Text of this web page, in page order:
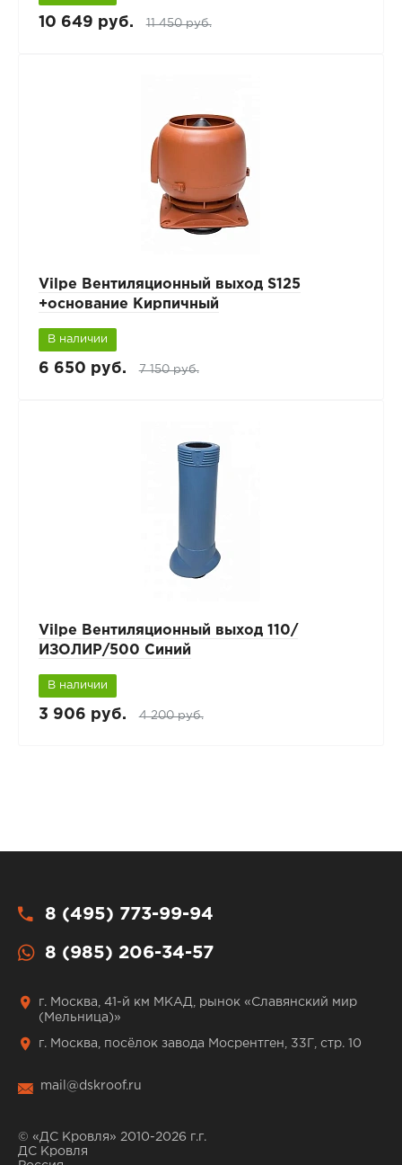
10 649 руб. 11 450 руб.
Vilpe Вентиляционный выход S125
+основание Кирпичный
В наличии
6 650 руб. 7 150 руб.
Vilpe Вентиляционный выход 110/
ИЗОЛИР/500 Синий
В наличии
3 906 руб. 4 200 руб.
8 (495) 773-99-94
8 (985) 206-34-57
г. Москва, 41-й км МКАД, рынок «Славянский мир
(Мельница)»
г. Москва, посёлок завода Мосрентген, 33Г, стр. 10
mail@dskroof.ru
© «ДС Кровля» 2010-2026 г.г.
ДС Кровля